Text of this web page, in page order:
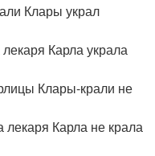
Клары украл
Карла украла
Клары-крали не
лекаря Карла не крала